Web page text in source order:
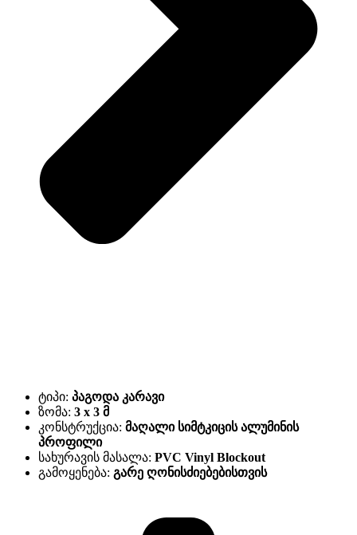
ტიპი: პაგოდა კარავი
ზომა: 3 x 3 მ
კონსტრუქცია: მაღალი სიმტკიცის ალუმინის
პროფილი
სახურავის მასალა: PVC Vinyl Blockout
გამოყენება: გარე ღონისძიებებისთვის